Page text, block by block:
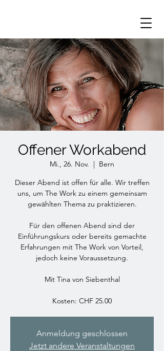
Offener Workabend
Mi., 26. Nov.
  |
Bern
Dieser Abend ist offen für alle. Wir treffen
uns, um The Work zu einem gemeinsam
gewählten Thema zu praktizieren.
Für den offenen Abend sind der
Einführungskurs oder bereits gemachte
Erfahrungen mit The Work von Vorteil,
jedoch keine Voraussetzung.
Mit Tina von Siebenthal
Kosten: CHF 25.00
Anmeldung geschlossen
Jetzt andere Veranstaltungen